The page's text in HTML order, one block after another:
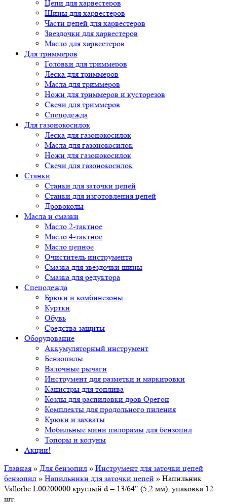
Цепи для харвестеров
Шины для харвестеров
Части цепей для харвестеров
Звездочки для харвестеров
Масло для харвестеров
Для триммеров
Головки для триммеров
Леска для триммеров
Масла для триммеров
Ножи для триммеров и кусторезов
Свечи для триммеров
Спецодежда
Для газонокосилок
Леска для газонокосилок
Масла для газонокосилок
Ножи для газонокосилок
Свечи для газонокосилок
Станки
Cтанки для заточки цепей
Станки для изготовления цепей
Дровоколы
Масла и смазки
Масло 2-тактное
Масло 4-тактное
Масло цепное
Очиститель инструмента
Смазка для звездочки шины
Смазка для редуктора
Спецодежда
Брюки и комбинезоны
Куртки
Обувь
Средства защиты
Оборудование
Аккумуляторный инструмент
Бензопилы
Валочные рычаги
Инструмент для разметки и маркировки
Канистры для топлива
Козлы для распиловки дров Орегон
Комплекты для продольного пиления
Крюки и захваты
Мобильные мини пилорамы для бензопил
Топоры и колуны
Акции!
Главная » Для бензопил » Инструмент для заточки цепей
бензопил » Напильники для заточки цепей » Напильник
Vallorbe L00200000 круглый d = 13/64" (5,2 мм), упаковка 12
шт.